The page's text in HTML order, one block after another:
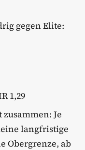
gegen Elite:
1,29
Je
langfristige
Obergrenze, ab